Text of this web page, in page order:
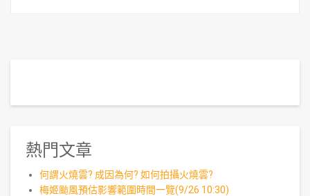
熱門文章
何謂火燒雲? 成因為何? 如何拍攝火燒雲?
梅姬颱風預估影響範圍時間一覽(9/26 10:30)